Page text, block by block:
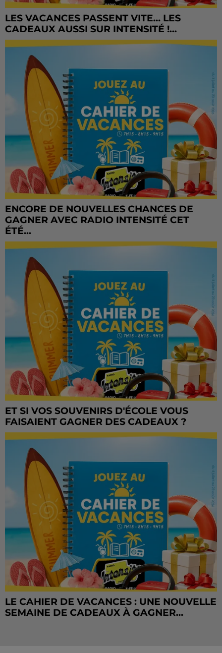
LES VACANCES PASSENT VITE... LES
CADEAUX AUSSI SUR INTENSITÉ !...
ENCORE DE NOUVELLES CHANCES DE
GAGNER AVEC RADIO INTENSITÉ CET
ÉTÉ...
ET SI VOS SOUVENIRS D'ÉCOLE VOUS
FAISAIENT GAGNER DES CADEAUX ?
LE CAHIER DE VACANCES : UNE NOUVELLE
SEMAINE DE CADEAUX À GAGNER...